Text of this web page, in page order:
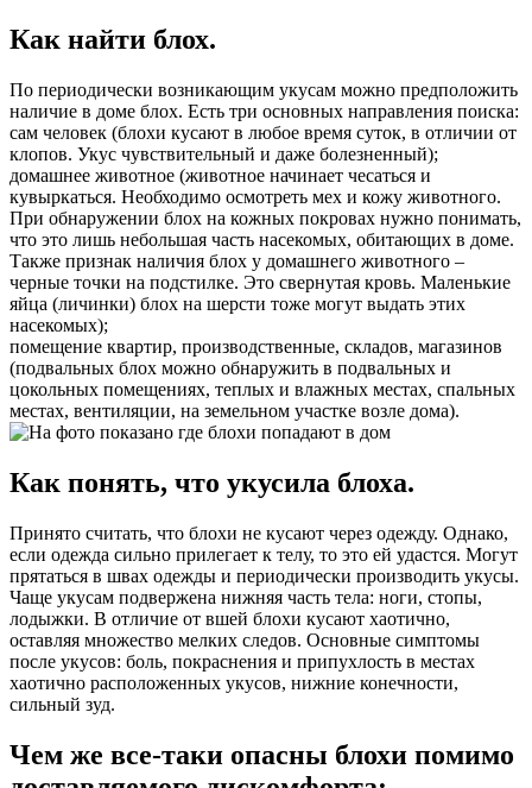
Как найти блох.
По периодически возникающим укусам можно предположить
наличие в доме блох. Есть три основных направления поиска:
сам человек (блохи кусают в любое время суток, в отличии от
клопов. Укус чувствительный и даже болезненный);
домашнее животное (животное начинает чесаться и
кувыркаться. Необходимо осмотреть мех и кожу животного.
При обнаружении блох на кожных покровах нужно понимать,
что это лишь небольшая часть насекомых, обитающих в доме.
Также признак наличия блох у домашнего животного –
черные точки на подстилке. Это свернутая кровь. Маленькие
яйца (личинки) блох на шерсти тоже могут выдать этих
насекомых);
помещение квартир, производственные, складов, магазинов
(подвальных блох можно обнаружить в подвальных и
цокольных помещениях, теплых и влажных местах, спальных
местах, вентиляции, на земельном участке возле дома).
Как понять, что укусила блоха.
Принято считать, что блохи не кусают через одежду. Однако,
если одежда сильно прилегает к телу, то это ей удастся. Могут
прятаться в швах одежды и периодически производить укусы.
Чаще укусам подвержена нижняя часть тела: ноги, стопы,
лодыжки. В отличие от вшей блохи кусают хаотично,
оставляя множество мелких следов. Основные симптомы
после укусов: боль, покраснения и припухлость в местах
хаотично расположенных укусов, нижние конечности,
сильный зуд.
Чем же все-таки опасны блохи помимо